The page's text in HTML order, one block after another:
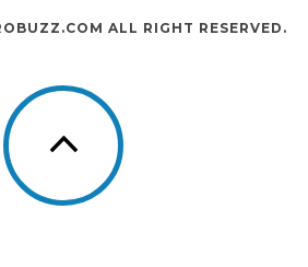
ALL RIGHT RESERVED.